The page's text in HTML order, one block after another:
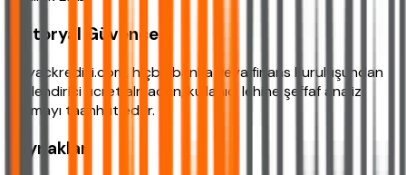
Editoryal Güvence
ihtiyackredisi.com, hiçbir banka veya finans kuruluşundan
yönlendirici ücret almadan, kullanıcı lehine şeffaf analiz
sunmayı taahhüt eder.
Kaynaklar